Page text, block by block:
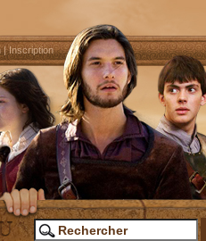
|Inscription